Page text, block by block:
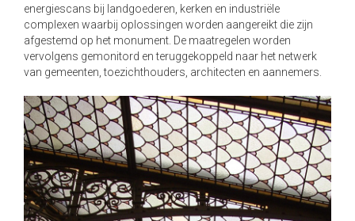
n
energiescans bij landgoederen, kerken en industriële
complexen waarbij oplossingen worden aangereikt die zijn
afgestemd op het monument. De maatregelen worden
vervolgens gemonitord en teruggekoppeld naar het netwerk
van gemeenten, toezichthouders, architecten en aannemers.